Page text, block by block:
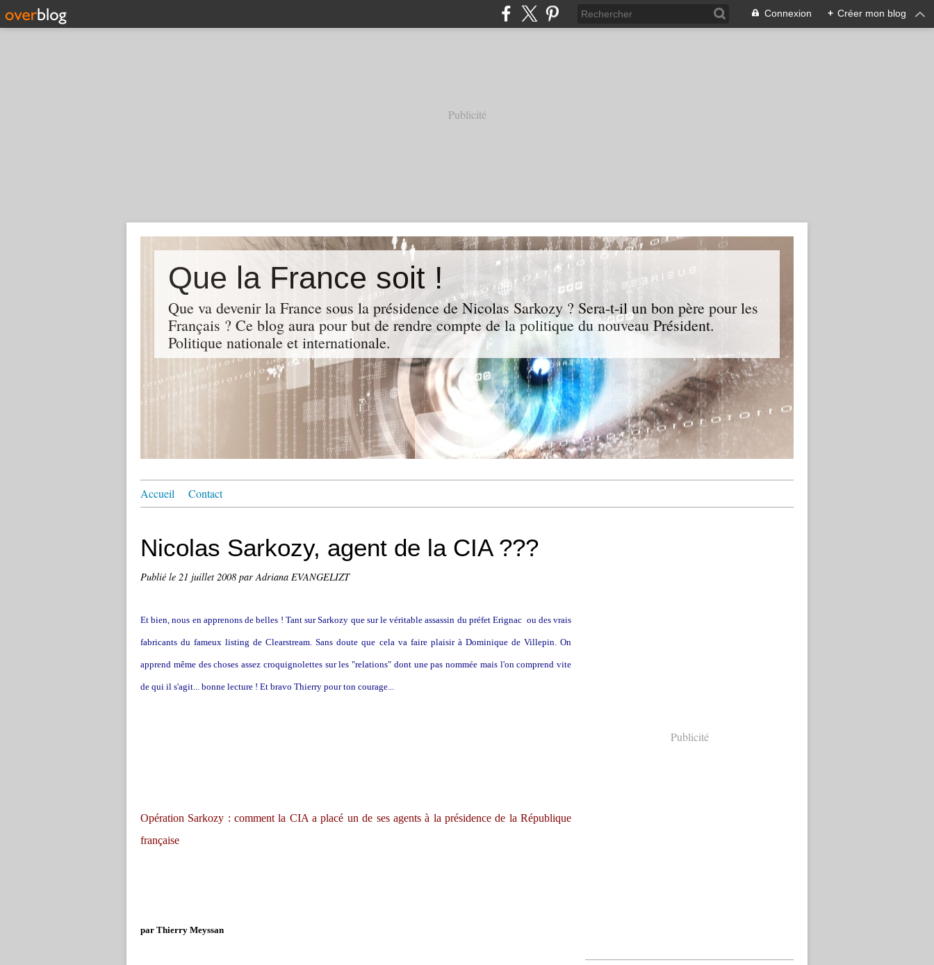
Connexion + Créer mon blog
Publicité
Que la France soit !
Que va devenir la France sous la présidence de Nicolas Sarkozy ? Sera-t-il un bon père pour les
Français ? Ce blog aura pour but de rendre compte de la politique du nouveau Président.
Politique nationale et internationale.
Accueil Contact
Nicolas Sarkozy, agent de la CIA ???
Publié le 21 juillet 2008 par Adriana EVANGELIZT
Et bien, nous en apprenons de belles ! Tant sur Sarkozy que sur le véritable assassin du préfet Erignac ou des vrais
fabricants du fameux listing de Clearstream. Sans doute que cela va faire plaisir à Dominique de Villepin. On
apprend même des choses assez croquignolettes sur les "relations" dont une pas nommée mais l'on comprend vite
de qui il s'agit... bonne lecture ! Et bravo Thierry pour ton courage...
Opération Sarkozy : comment la CIA a placé un de ses agents à la présidence de la République
française
par Thierry Meyssan
Publicité